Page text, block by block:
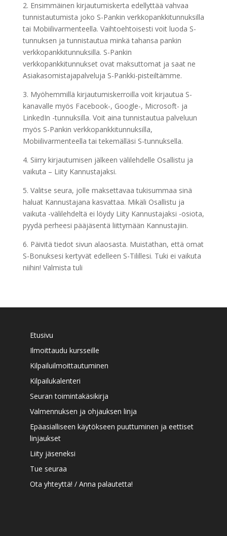
2. Ensimmäinen kirjautumiskerta edellyttää vahvaa
tunnistautumista joko S-Pankin verkkopankkitunnuksilla
tai Mobiilivarmenteella. Vaihtoehtoisesti voit luoda S-
tunnuksen ja tunnistautua minkä tahansa pankin
verkkopankkitunnuksilla. S-Pankin
verkkopankkitunnukset ovat maksuttomat ja saat ne
Asiakasomistajapalveluja S-Pankki-pisteiltämme.
3. Myöhemmillä kirjautumiskerroilla voit kirjautua S-
kanavalle myös Facebook-, Google-, Microsoft- ja
LinkedIn -tunnuksilla. Voit aina tunnistautua palveluun
myös S-Pankin verkkopankkitunnuksilla,
Mobiilivarmenteella tai tekemälläsi S-tunnuksella.
4. Siirry kirjautumisen jälkeen välilehdelle Osallistu ja
vaikuta – Liity Kannustajaksi.
5. Valitse seura, jolle maksettavaa tukisummaa sinä
haluat Kannustajana kasvattaa. Mikäli Osallistu ja
vaikuta -välilehdeltä ei löydy Liity Kannustajaksi -osiota,
pyydä perheesi pääjäsentä liittymään Kannustajiin.
6. Päivitä tiedot sivun alaosasta. Muistathan, että omat
S-Bonuksesi kertyvät edelleen S-Tilillesi. Tuki ei vaikuta
niihin! Valmista tuli
Etusivu
Ilmoittaudu kursseille
Kilpailuilmoittautuminen
Kilpailukalenteri
Seuran toimintakäsikirja
Valmennuksen ja ohjauksen linja
Epäasialliseen käytökseen puuttuminen ja eettiset
linjaukset
Liity jäseneksi
Tue seuraa
Ota yhteyttä! / Anna palautetta!